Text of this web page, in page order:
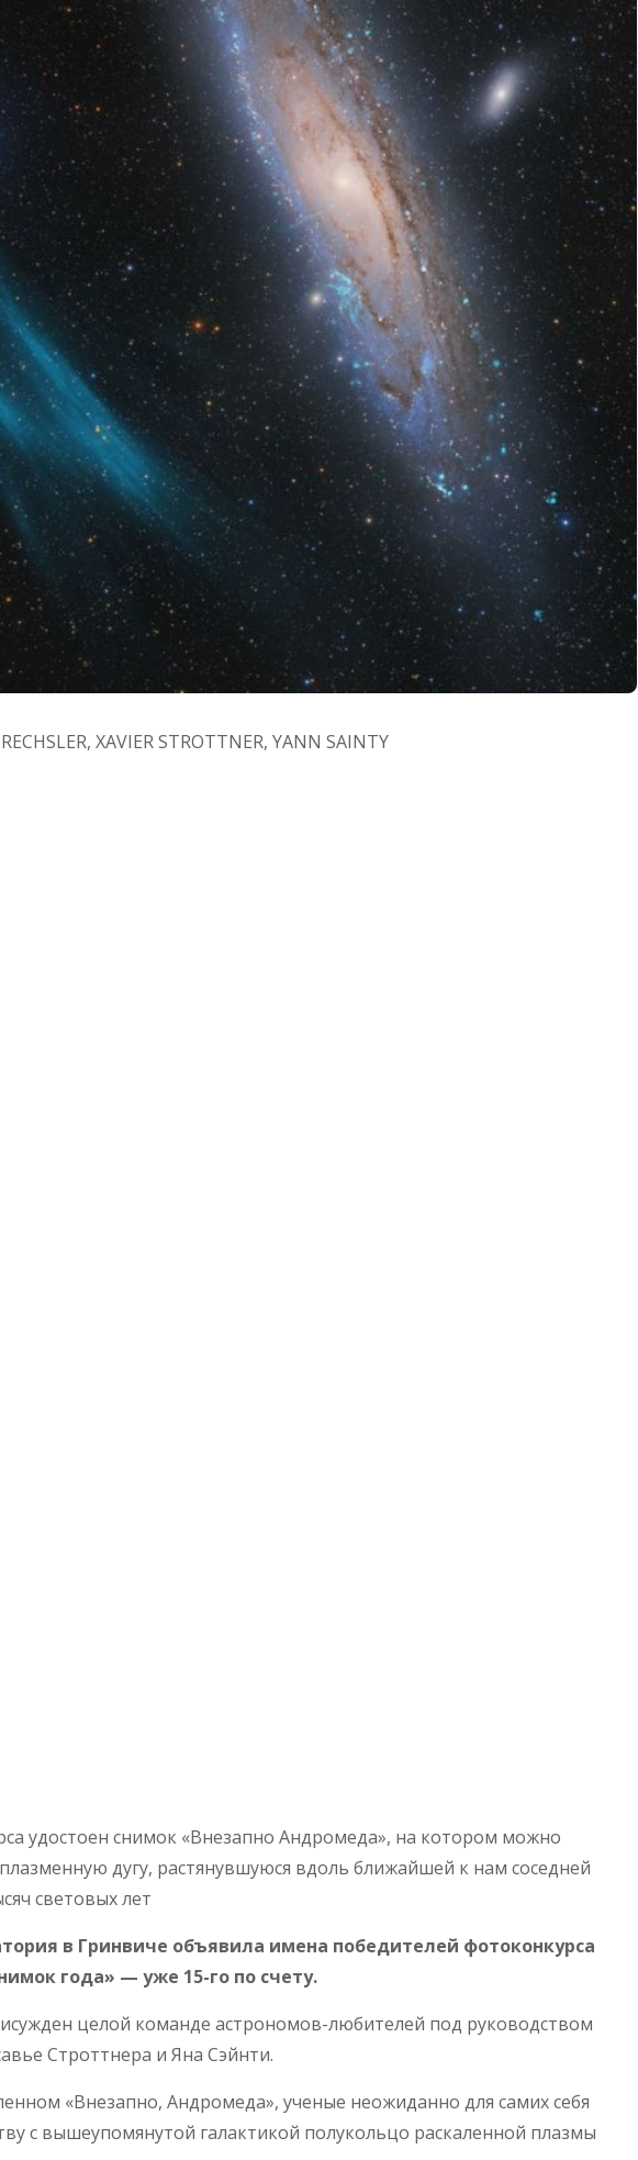
XAVIER STROTTNER, YANN SAINTY
удостоен снимок «Внезапно Андромеда», на котором можно
дугу, растянувшуюся вдоль ближайшей к нам соседней
световых лет
в Гринвиче объявила имена победителей фотоконкурса
года» — уже 15-го по счету.
целой команде астрономов-любителей под руководством
Строттнера и Яна Сэйнти.
«Внезапно, Андромеда», ученые неожиданно для самих себя
с вышеупомянутой галактикой полукольцо раскаленной плазмы